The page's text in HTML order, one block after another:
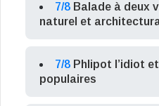
7/8 Balade à deux
naturel et
7/8 Phlipot l’idiot
populaires